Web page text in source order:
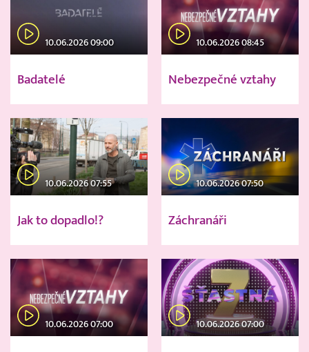
10.06.2026 09:00
Badatelé
10.06.2026 08:45
Nebezpečné vztahy
10.06.2026 07:55
Jak to dopadlo!?
10.06.2026 07:50
Záchranáři
10.06.2026 07:00 10.06.2026 07:00